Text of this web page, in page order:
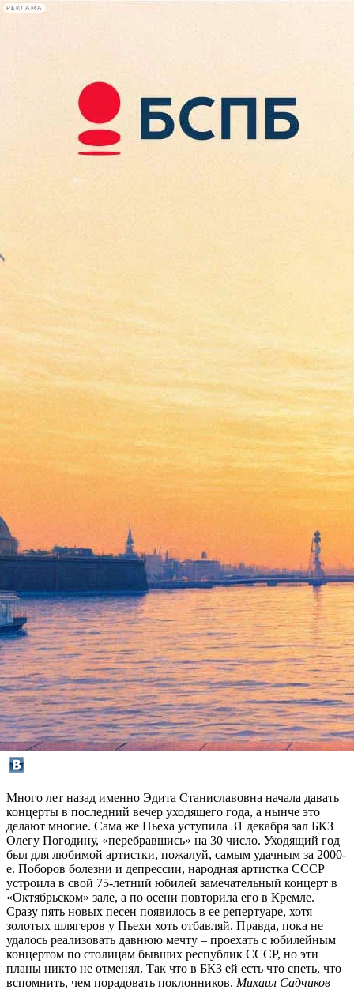
РЕКЛАМА
Сегодня:
2026.08.09
17:41
Афиша Plus
Традиционный новогодний
концерт Эдиты Пьехи
30 декабря 2012, воскресенье, 19.00
Версия для печати
Все концерты
БКЗ Октябрьский
Все концертные залы
Много лет назад именно Эдита Станиславовна начала давать
концерты в последний вечер уходящего года, а нынче это
делают многие. Сама же Пьеха уступила 31 декабря зал БКЗ
Олегу Погодину, «перебравшись» на 30 число. Уходящий год
был для любимой артистки, пожалуй, самым удачным за 2000-
е. Поборов болезни и депрессии, народная артистка СССР
устроила в свой 75-летний юбилей замечательный концерт в
«Октябрьском» зале, а по осени повторила его в Кремле.
Сразу пять новых песен появилось в ее репертуаре, хотя
золотых шлягеров у Пьехи хоть отбавляй. Правда, пока не
удалось реализовать давнюю мечту – проехать с юбилейным
концертом по столицам бывших республик СССР, но эти
планы никто не отменял. Так что в БКЗ ей есть что спеть, что
вспомнить, чем порадовать поклонников. Михаил Садчиков